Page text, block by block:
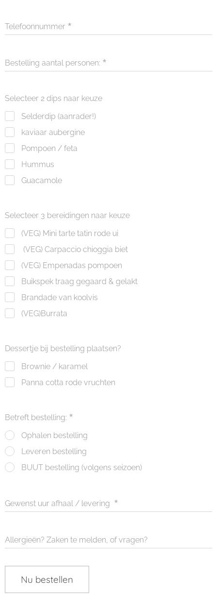
Telefoonnummer
Bestelling aantal personen:
Selecteer 2 dips naar keuze
Selderdip (aanrader!)
kaviaar aubergine
Pompoen / feta
Hummus
Guacamole
Selecteer 3 bereidingen naar keuze
(VEG) Mini tarte tatin rode ui
(VEG) Carpaccio chioggia biet
(VEG) Empenadas pompoen
Buikspek traag gegaard & gelakt
Brandade van koolvis
(VEG)Burrata
Dessertje bij bestelling plaatsen?
Brownie / karamel
Panna cotta rode vruchten
Betreft bestelling:
Ophalen bestelling
Leveren bestelling
BUUT bestelling (volgens seizoen)
Gewenst uur afhaal / levering
Allergieën? Zaken te melden, of vragen?
Nu bestellen